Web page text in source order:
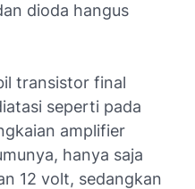
dioda hangus
transistor final
seperti pada
amplifier
hanya saja
12 volt, sedangkan